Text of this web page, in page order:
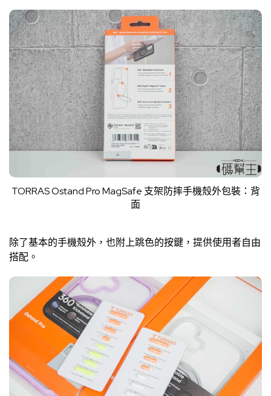
TORRAS Ostand Pro MagSafe 支架防摔手機殼外包裝：背
面
除了基本的手機殼外，也附上跳色的按鍵，提供使用者自由
搭配。